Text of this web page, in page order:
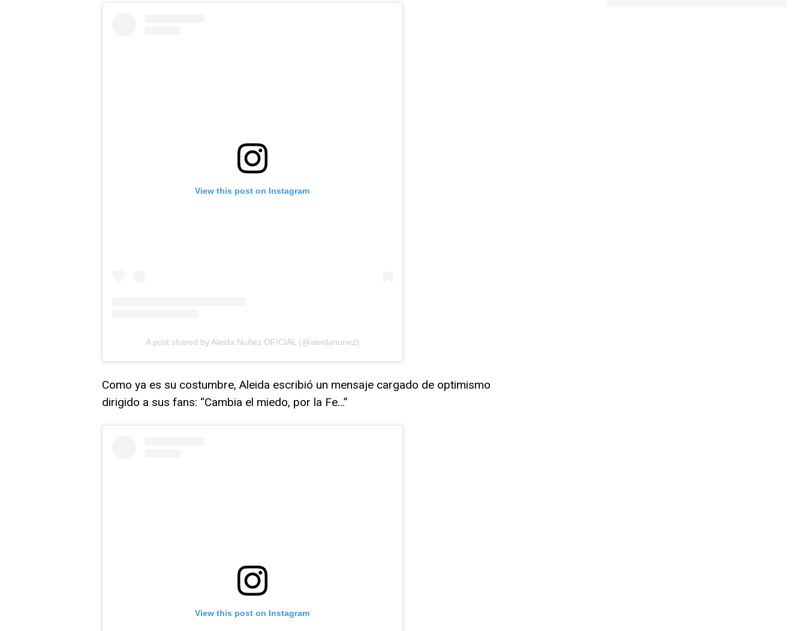
View this post on Instagram
A post shared by Aleida Nuñez OFICIAL (@aleidanunez)
Como ya es su costumbre, Aleida escribió un mensaje cargado de optimismo
dirigido a sus fans: “Cambia el miedo, por la Fe…”
View this post on Instagram